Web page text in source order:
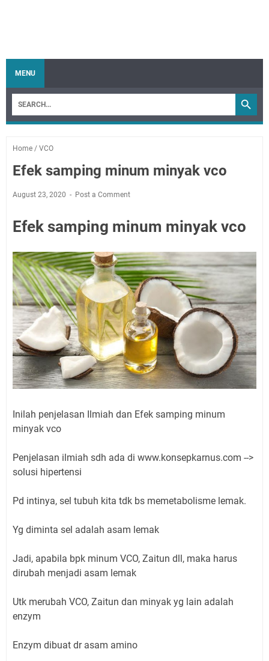
MENU
Home / VCO
Efek samping minum minyak vco
August 23, 2020 Post a Comment
Efek samping minum minyak vco
Inilah penjelasan Ilmiah dan Efek samping minum
minyak vco
Penjelasan ilmiah sdh ada di www.konsepkarnus.com -->
solusi hipertensi
Pd intinya, sel tubuh kita tdk bs memetabolisme lemak.
Yg diminta sel adalah asam lemak
Jadi, apabila bpk minum VCO, Zaitun dll, maka harus
dirubah menjadi asam lemak
Utk merubah VCO, Zaitun dan minyak yg lain adalah
enzym
Enzym dibuat dr asam amino